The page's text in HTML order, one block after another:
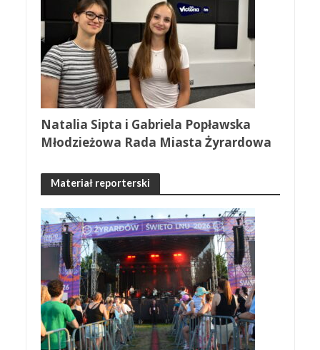
Natalia Sipta i Gabriela Popławska
Młodzieżowa Rada Miasta Żyrardowa
Materiał reporterski